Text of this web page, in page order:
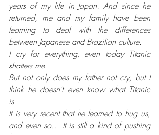
years of my life in Japan. And since he
returned, me and my family have been
learning to deal with the differences
between Japanese and Brazilian culture.
I cry for everything, even today Titanic
shatters me.
But not only does my father not cry, but I
think he doesn't even know what Titanic
is.
It is very recent that he learned to hug us,
and even so… It is still a kind of pushing